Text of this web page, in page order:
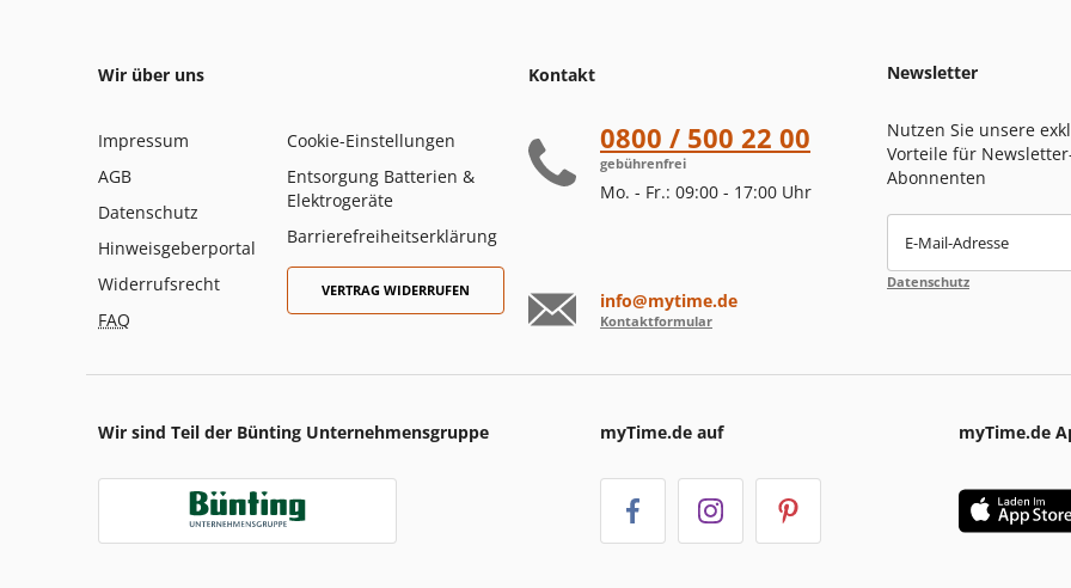
Wir über uns
Impressum
AGB
Datenschutz
Hinweisgeberportal
Widerrufsrecht
FAQ
Cookie-Einstellungen
Entsorgung Batterien &
Elektrogeräte
Barrierefreiheitserklärung
VERTRAG WIDERRUFEN
Kontakt
0800 / 500 22 00
gebührenfrei
Mo. - Fr.: 09:00 - 17:00 Uhr
info@mytime.de
Kontaktformular
Newsletter
Nutzen Sie unsere
Vorteile für
Abonnenten
E-Mail-Adresse
Datenschutz
Wir sind Teil der Bünting Unternehmensgruppe myTime.de auf myTime.de